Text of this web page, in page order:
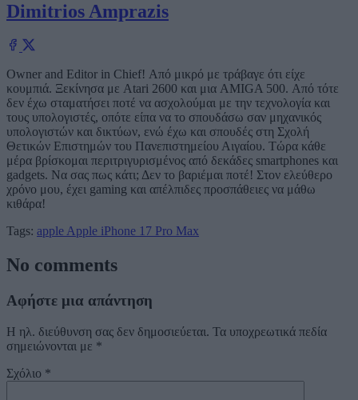
Dimitrios Amprazis
Owner and Editor in Chief! Από μικρό με τράβαγε ότι είχε
κουμπιά. Ξεκίνησα με Atari 2600 και μια AMIGA 500. Από τότε
δεν έχω σταματήσει ποτέ να ασχολούμαι με την τεχνολογία και
τους υπολογιστές, οπότε είπα να το σπουδάσω σαν μηχανικός
υπολογιστών και δικτύων, ενώ έχω και σπουδές στη Σχολή
Θετικών Επιστημών του Πανεπιστημείου Αιγαίου. Τώρα κάθε
μέρα βρίσκομαι περιτριγυρισμένος από δεκάδες smartphones και
gadgets. Να σας πως κάτι; Δεν το βαριέμαι ποτέ! Στον ελεύθερο
χρόνο μου, έχει gaming και απέλπιδες προσπάθειες να μάθω
κιθάρα!
Tags: apple Apple iPhone 17 Pro Max
No comments
Αφήστε μια απάντηση
Η ηλ. διεύθυνση σας δεν δημοσιεύεται. Τα υποχρεωτικά πεδία
σημειώνονται με *
Σχόλιο *